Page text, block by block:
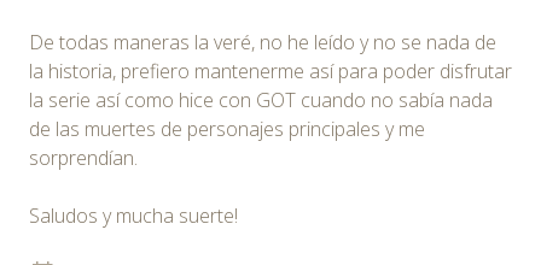
De todas maneras la veré, no he leído y no se nada de
la historia, prefiero mantenerme así para poder disfrutar
la serie así como hice con GOT cuando no sabía nada
de las muertes de personajes principales y me
sorprendían.
Saludos y mucha suerte!